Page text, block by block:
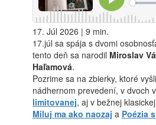
17. Júl 2026 | 9 min.
17.júl sa spája s dvomi
tento deň sa narodil Miroslav
Haľamová.
Pozrime sa na zbierky, ktoré
nádhernom prevedení, v dvoch
limitovanej, aj v bežnej
Miluj ma ako naozaj a Poézia